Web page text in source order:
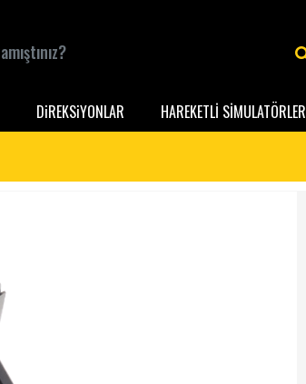
DiREKSiYONLAR HAREKETLİ SİMULATÖRLER